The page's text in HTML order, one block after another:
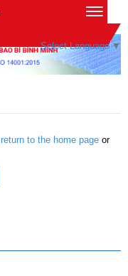
Select Language ▼
return to the home page or